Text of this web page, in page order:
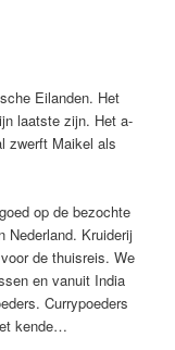
Eilanden. Het
laatste zijn. Het a-
zwerft Maikel als
op de bezochte
Nederland. Kruiderij
de thuisreis. We
en vanuit India
Currypoeders
kende…